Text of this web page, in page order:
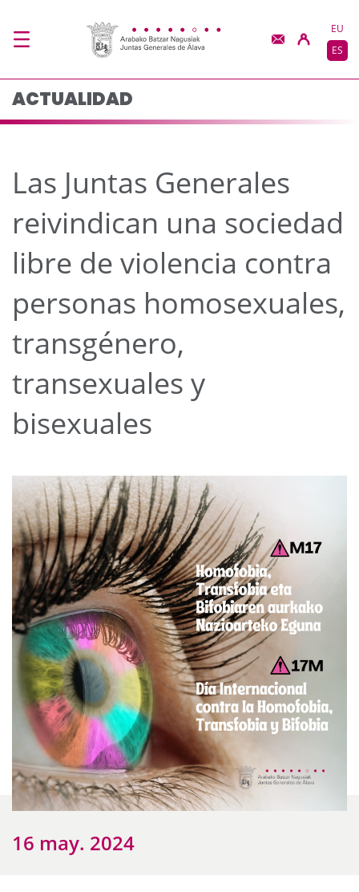
Las Juntas GeneralesEU
ES
ACTUALIDAD
Las Juntas Generales
reivindican una sociedad
libre de violencia contra
personas homosexuales,
transgénero,
transexuales y
bisexuales
16 may. 2024